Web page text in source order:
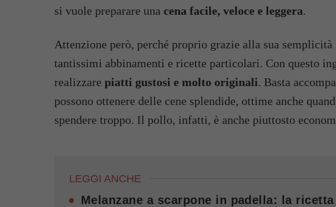
si vuole preparare una cena facile, veloce e leggera.
Attenzione però, perché proprio grazie alla sua
tantissimi abbinamenti e ricette particolari. Con questo
realizzare piatti gustosi e molto originali. Basta
possono ottenere delle cene splendide, ottime anche
spendere troppo. Il pollo, infatti, è anche piuttosto
LEGGI ANCHE
Melanzane a scarpone in padella: la